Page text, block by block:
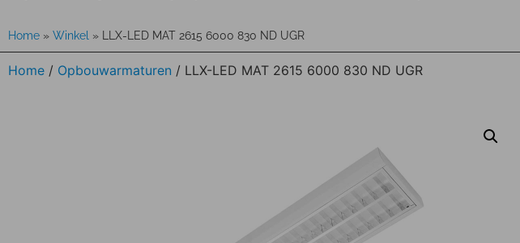
Home » Winkel » LLX-LED MAT 2615 6000 830 ND UGR
Home / Opbouwarmaturen / LLX-LED MAT 2615 6000 830 ND UGR